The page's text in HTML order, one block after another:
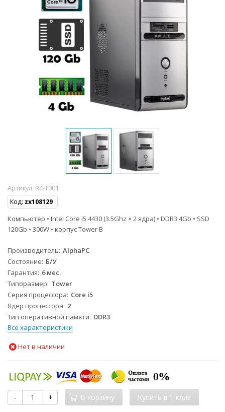
Артикул: R4-T001
Код: zx108129
Компьютер • Intel Core i5 4430 (3.5Ghz × 2 ядра) • DDR3 4Gb • SSD
120Gb • 300W • корпус Tower B
Производитель AlphaPC
Состояние Б/У
Гарантия 6 мес.
Типоразмер Tower
Серия процессора Core i5
Ядер процессора 2
Тип оперативной памяти DDR3
Все характеристики
Нет в наличии
- + В корзину